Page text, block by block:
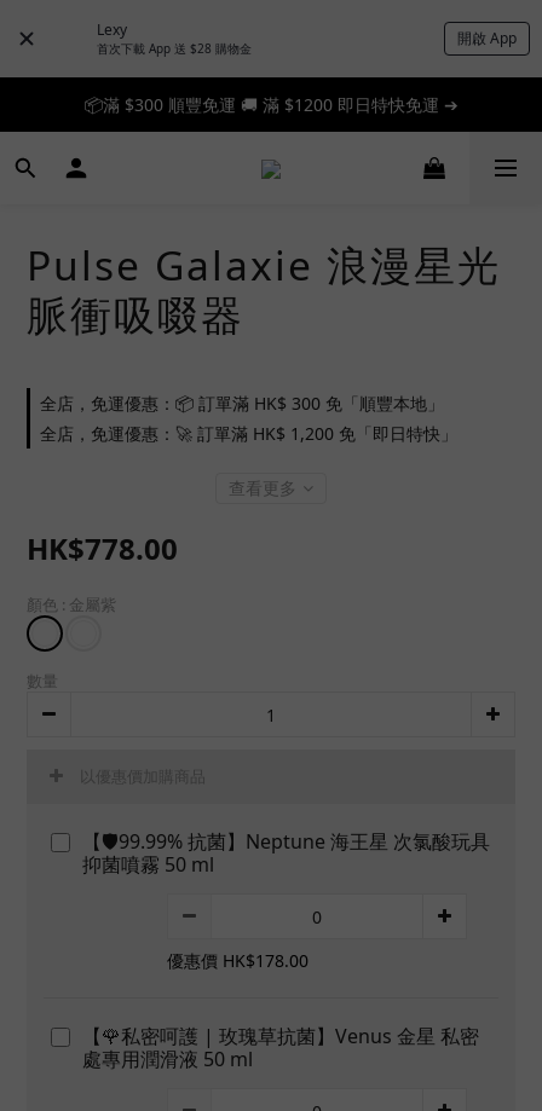
Lexy
首次下載 App 送 $28 購物金 開啟 App
📦滿 $300 順豐免運 🚚 滿 $1200 即日特快免運 ➔
📦滿 $300 順豐免運 🚚 滿 $1200 即日特快免運 ➔
🎉 新人首單享 88 折，快來領券加入！➔
Pulse Galaxie 浪漫星光
脈衝吸啜器
全店，免運優惠：📦 訂單滿 HK$ 300 免「順豐本地」
全店，免運優惠：🚀 訂單滿 HK$ 1,200 免「即日特快」
查看更多
HK$778.00
顏色 : 金屬紫
數量
以優惠價加購商品
【🛡️99.99% 抗菌】Neptune 海王星 次氯酸玩具
抑菌噴霧 50 ml
優惠價 HK$178.00
【🌹私密呵護 | 玫瑰草抗菌】Venus 金星 私密
處專用潤滑液 50 ml